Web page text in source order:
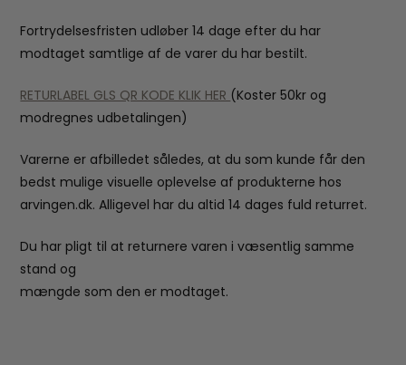
Fortrydelsesfristen udløber 14 dage efter du har
modtaget samtlige af de varer du har bestilt.
RETURLABEL GLS QR KODE KLIK HER (Koster 50kr og
modregnes udbetalingen)
Varerne er afbilledet således, at du som kunde får den
bedst mulige visuelle oplevelse af produkterne hos
arvingen.dk. Alligevel har du altid 14 dages fuld returret.
Du har pligt til at returnere varen i væsentlig samme
stand og
mængde som den er modtaget.